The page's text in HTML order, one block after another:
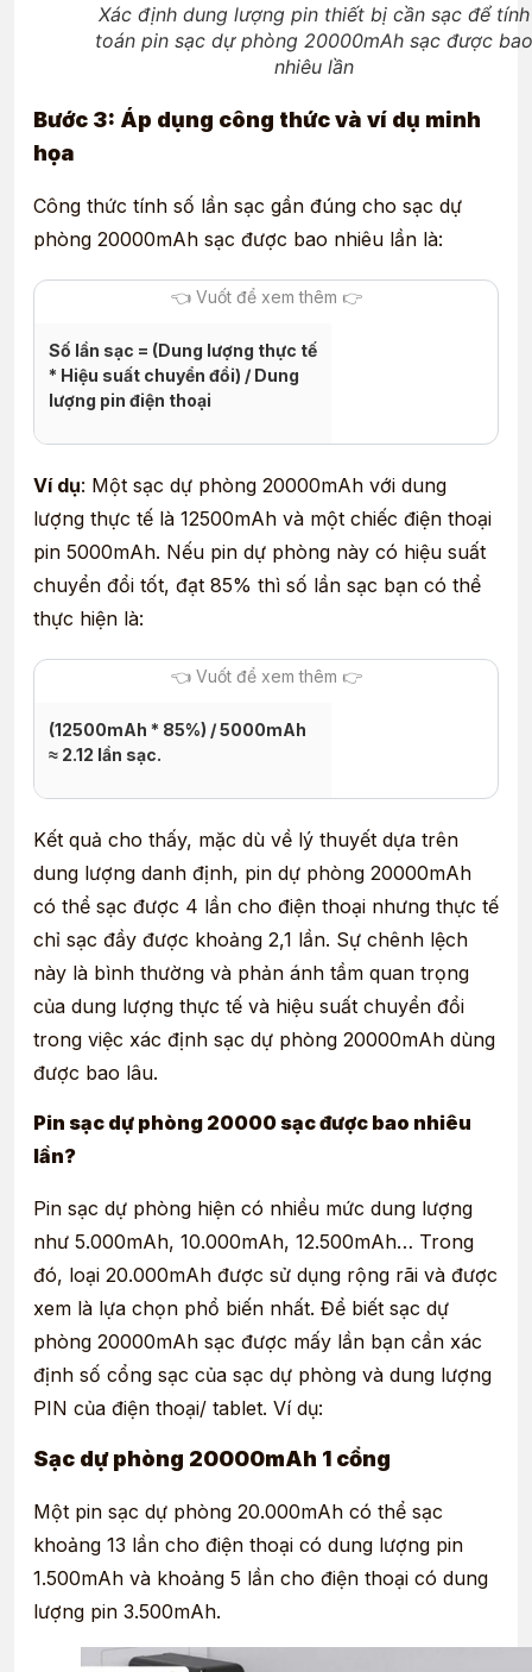
Xác định dung lượng pin thiết bị cần sạc để tính
toán pin sạc dự phòng 20000mAh sạc được bao
nhiêu lần
Bước 3: Áp dụng công thức và ví dụ minh
họa
Công thức tính số lần sạc gần đúng cho sạc dự
phòng 20000mAh sạc được bao nhiêu lần là:
Số lần sạc = (Dung lượng thực tế
* Hiệu suất chuyển đổi) / Dung
lượng pin điện thoại
Ví dụ: Một sạc dự phòng 20000mAh với dung
lượng thực tế là 12500mAh và một chiếc điện thoại
pin 5000mAh. Nếu pin dự phòng này có hiệu suất
chuyển đổi tốt, đạt 85% thì số lần sạc bạn có thể
thực hiện là:
(12500mAh * 85%) / 5000mAh
≈ 2.12 lần sạc.
Kết quả cho thấy, mặc dù về lý thuyết dựa trên
dung lượng danh định, pin dự phòng 20000mAh
có thể sạc được 4 lần cho điện thoại nhưng thực tế
chỉ sạc đầy được khoảng 2,1 lần. Sự chênh lệch
này là bình thường và phản ánh tầm quan trọng
của dung lượng thực tế và hiệu suất chuyển đổi
trong việc xác định sạc dự phòng 20000mAh dùng
được bao lâu.
Pin sạc dự phòng 20000 sạc được bao nhiêu
lần?
Pin sạc dự phòng hiện có nhiều mức dung lượng
như 5.000mAh, 10.000mAh, 12.500mAh… Trong
đó, loại 20.000mAh được sử dụng rộng rãi và được
xem là lựa chọn phổ biến nhất. Để biết sạc dự
phòng 20000mAh sạc được mấy lần bạn cần xác
định số cổng sạc của sạc dự phòng và dung lượng
PIN của điện thoại/ tablet. Ví dụ:
Sạc dự phòng 20000mAh 1 cổng
Một pin sạc dự phòng 20.000mAh có thể sạc
khoảng 13 lần cho điện thoại có dung lượng pin
1.500mAh và khoảng 5 lần cho điện thoại có dung
lượng pin 3.500mAh.